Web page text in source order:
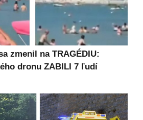
zmenil na TRAGÉDIU:
dronu ZABILI 7 ľudí